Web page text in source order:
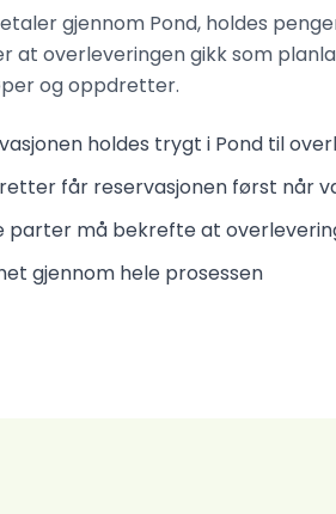
gjennom Pond, holdes
at overleveringen gikk som
og oppdretter.
holdes trygt i Pond til
får reservasjonen først når
parter må bekrefte at
gjennom hele prosessen